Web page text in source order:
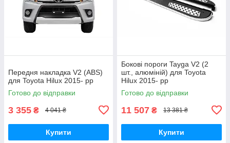
Передня накладка V2 (ABS)
для Toyota Hilux 2015- рр
Готово до відправки
3 355 ₴ 4 041 ₴
Купити
Бокові пороги Tayga V2 (2
шт., алюміній) для Toyota
Hilux 2015- рр
Готово до відправки
11 507 ₴ 13 381 ₴
Купити